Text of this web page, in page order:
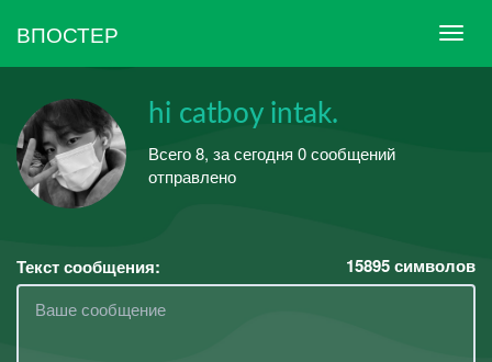
ВПОСТЕР
hi catboy intak.
Всего 8, за сегодня 0 сообщений
отправлено
Текст сообщения: 15895символов